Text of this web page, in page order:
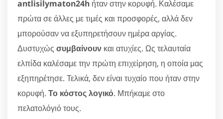
antlisilymaton24h ήταν στην κορυφή. Καλέσαμε
πρώτα σε άλλες με τιμές και προσφορές, αλλά δεν
μπορούσαν να εξυπηρετήσουν ημέρα αργίας.
Δυστυχώς συμβαίνουν και ατυχίες. Ως τελαυταία
ελπίδα καλέσαμε την πρώτη επιχείρηση, η οποία μας
εξηπηρέτησε. Τελικά, δεν είναι τυχαίο που ήταν στην
κορυφή. Το κόστος λογικό. Μπήκαμε στο
πελατολόγιό τους.